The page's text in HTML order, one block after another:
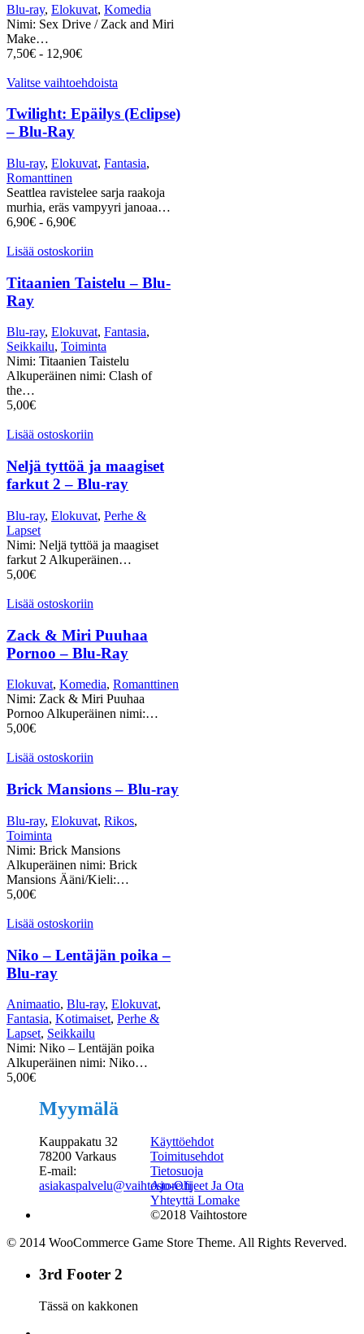
Blu-ray, Elokuvat, Komedia
Nimi: Sex Drive / Zack and Miri
Make…
7,50€ - 12,90€
Valitse vaihtoehdoista
Twilight: Epäilys (Eclipse)
– Blu-Ray
Blu-ray, Elokuvat, Fantasia,
Romanttinen
Seattlea ravistelee sarja raakoja
murhia, eräs vampyyri janoaa…
6,90€ - 6,90€
Lisää ostoskoriin
Titaanien Taistelu – Blu-
Ray
Blu-ray, Elokuvat, Fantasia,
Seikkailu, Toiminta
Nimi: Titaanien Taistelu
Alkuperäinen nimi: Clash of
the…
5,00€
Lisää ostoskoriin
Neljä tyttöä ja maagiset
farkut 2 – Blu-ray
Blu-ray, Elokuvat, Perhe &
Lapset
Nimi: Neljä tyttöä ja maagiset
farkut 2 Alkuperäinen…
5,00€
Lisää ostoskoriin
Zack & Miri Puuhaa
Pornoo – Blu-Ray
Elokuvat, Komedia, Romanttinen
Nimi: Zack & Miri Puuhaa
Pornoo Alkuperäinen nimi:…
5,00€
Lisää ostoskoriin
Brick Mansions – Blu-ray
Blu-ray, Elokuvat, Rikos,
Toiminta
Nimi: Brick Mansions
Alkuperäinen nimi: Brick
Mansions Ääni/Kieli:…
5,00€
Lisää ostoskoriin
Niko – Lentäjän poika –
Blu-ray
Animaatio, Blu-ray, Elokuvat,
Fantasia, Kotimaiset, Perhe &
Lapset, Seikkailu
Nimi: Niko – Lentäjän poika
Alkuperäinen nimi: Niko…
5,00€
Myymälä
Kauppakatu 32
78200 Varkaus
E-mail:
asiakaspalvelu@vaihtostore.fi
Käyttöehdot
Toimitusehdot
Tietosuoja
Ajo-Ohjeet Ja Ota
Yhteyttä Lomake
©2018 Vaihtostore
© 2014 WooCommerce Game Store Theme. All Rights Reverved.
3rd Footer 2
Tässä on kakkonen